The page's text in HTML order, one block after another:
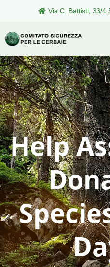
Via C. Battisti, 33/4
Help